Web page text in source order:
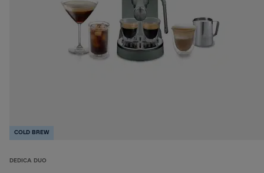
COLD BREW
DEDICA DUO